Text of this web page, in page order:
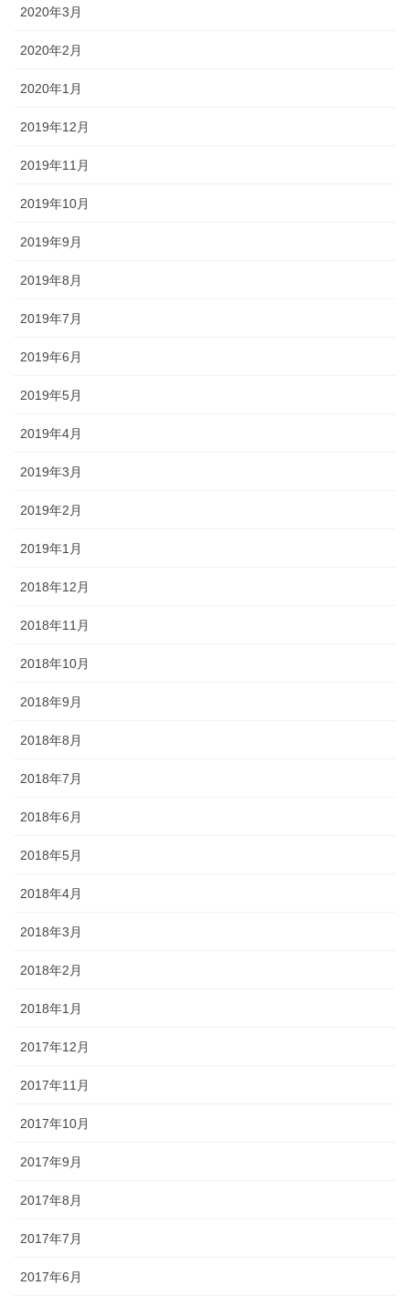
2020年3月
2020年2月
2020年1月
2019年12月
2019年11月
2019年10月
2019年9月
2019年8月
2019年7月
2019年6月
2019年5月
2019年4月
2019年3月
2019年2月
2019年1月
2018年12月
2018年11月
2018年10月
2018年9月
2018年8月
2018年7月
2018年6月
2018年5月
2018年4月
2018年3月
2018年2月
2018年1月
2017年12月
2017年11月
2017年10月
2017年9月
2017年8月
2017年7月
2017年6月